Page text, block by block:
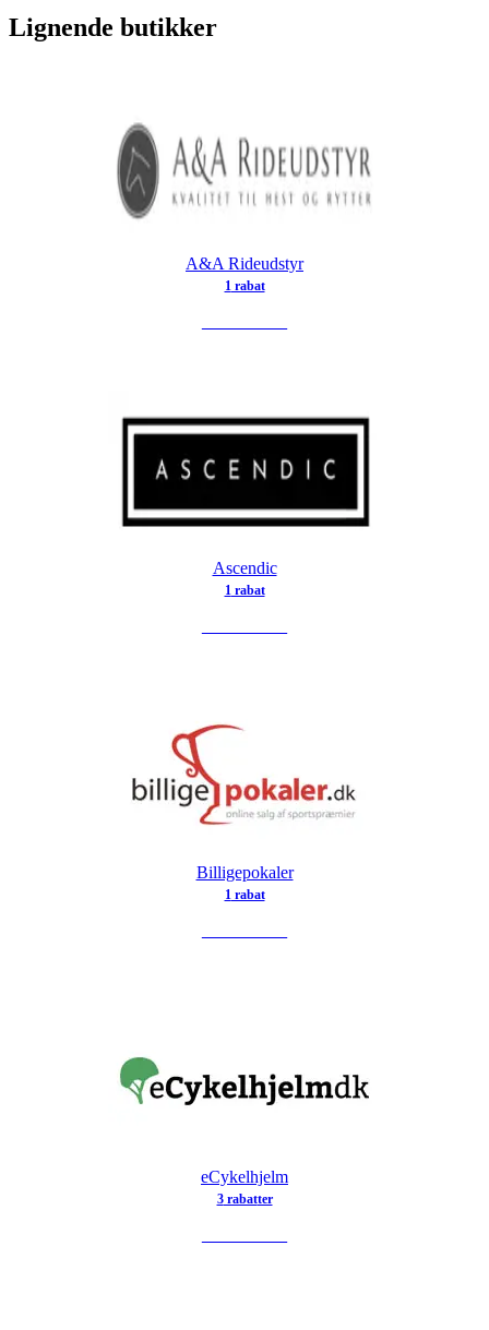
Lignende butikker
A&A Rideudstyr
1rabat
Ascendic
1rabat
Billigepokaler
1rabat
eCykelhjelm
3rabatter